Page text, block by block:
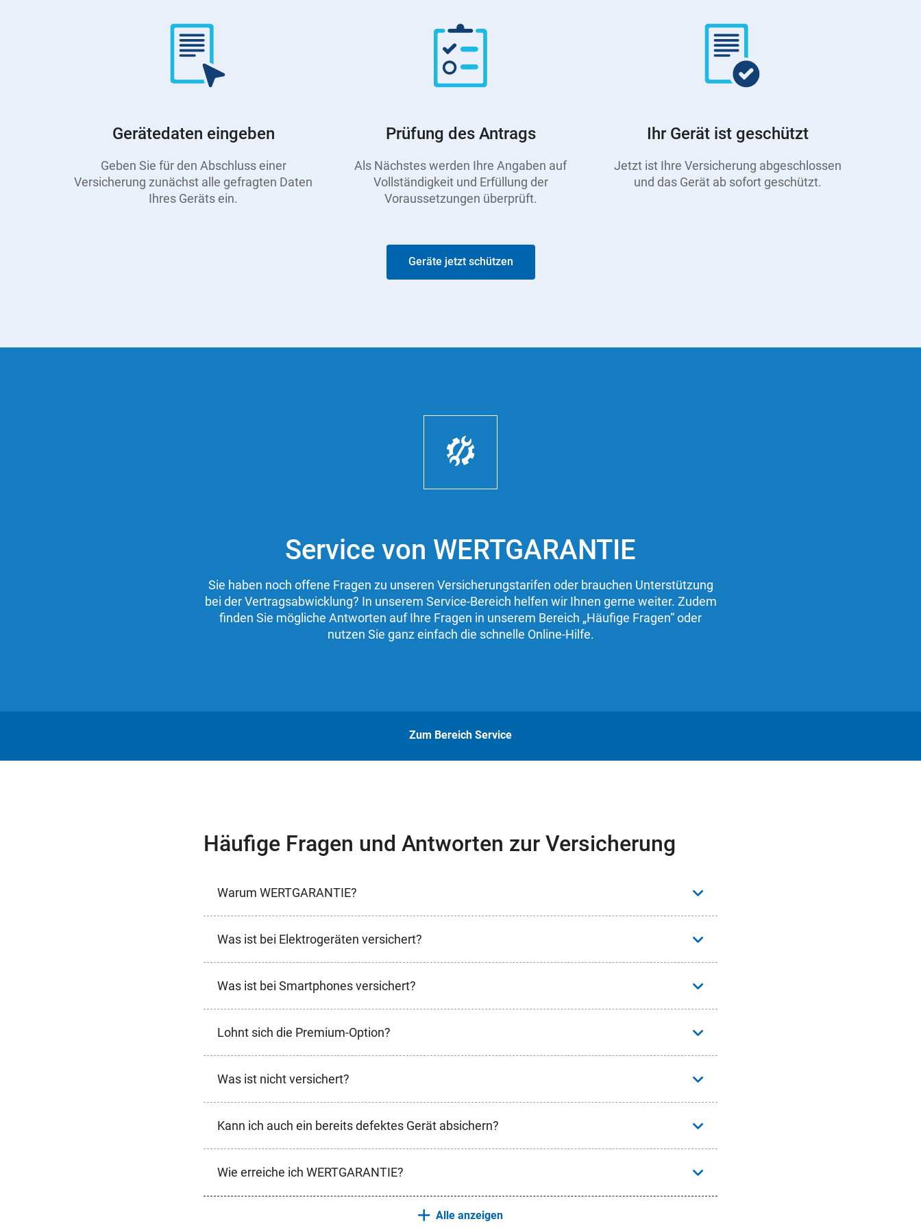
Gerätedaten eingeben
Geben Sie für den Abschluss einer
Versicherung zunächst alle gefragten Daten
Ihres Geräts ein.
Prüfung des Antrags
Als Nächstes werden Ihre Angaben auf
Vollständigkeit und Erfüllung der
Voraussetzungen überprüft.
Ihr Gerät ist geschützt
Jetzt ist Ihre Versicherung abgeschlossen
und das Gerät ab sofort geschützt.
Geräte jetzt schützen
Service von WERTGARANTIE
Sie haben noch offene Fragen zu unseren Versicherungstarifen oder brauchen Unterstützung
bei der Vertragsabwicklung? In unserem Service-Bereich helfen wir Ihnen gerne weiter. Zudem
finden Sie mögliche Antworten auf Ihre Fragen in unserem Bereich „Häufige Fragen“ oder
nutzen Sie ganz einfach die schnelle Online-Hilfe.
Zum Bereich Service
Häufige Fragen und Antworten zur Versicherung
Warum WERTGARANTIE?
Was ist bei Elektrogeräten versichert?
Was ist bei Smartphones versichert?
Lohnt sich die Premium-Option?
Was ist nicht versichert?
Kann ich auch ein bereits defektes Gerät absichern?
Wie erreiche ich WERTGARANTIE?
Alle anzeigen